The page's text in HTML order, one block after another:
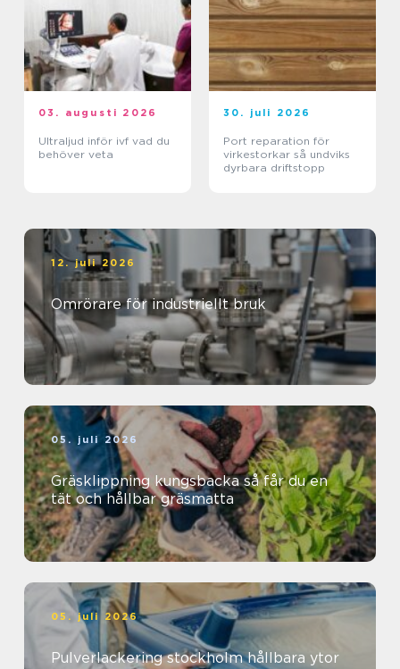
03. augusti 2026
Ultraljud inför ivf vad du
behöver veta
30. juli 2026
Port reparation för
virkestorkar så undviks
dyrbara driftstopp
12. juli 2026
Omrörare för industriellt bruk
05. juli 2026
Gräsklippning kungsbacka så får du en
tät och hållbar gräsmatta
05. juli 2026
Pulverlackering stockholm hållbara ytor